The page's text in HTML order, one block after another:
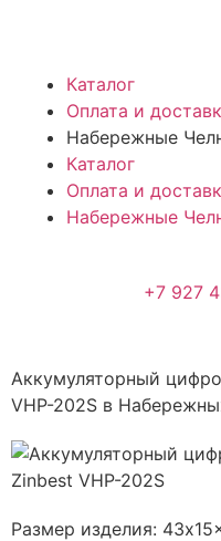
Каталог
Оплата и
Набережные
Каталог
Оплата и
Набережные
+7 927
Аккумуляторный
VHP-202S в
Размер изделия: